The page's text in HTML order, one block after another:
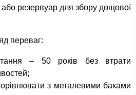
резервуар для збору дощової
переваг:
– 50 років без втрати
з металевими баками